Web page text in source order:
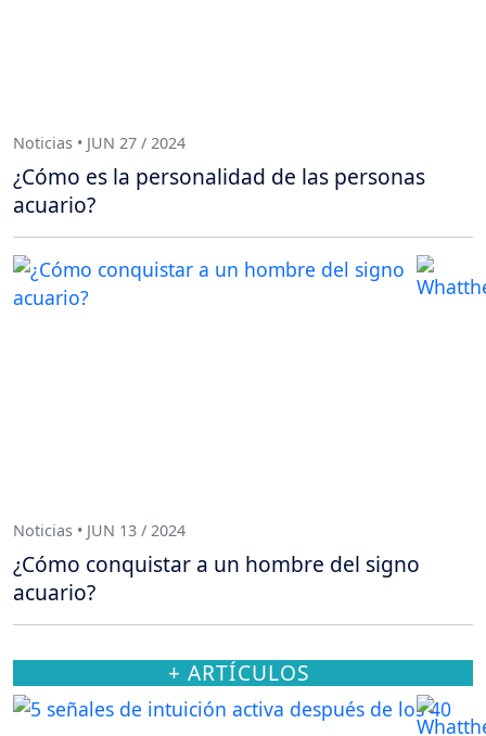
Noticias • JUN 27 / 2024
¿Cómo es la personalidad de las personas
acuario?
Noticias • JUN 13 / 2024
¿Cómo conquistar a un hombre del signo
acuario?
+ ARTÍCULOS